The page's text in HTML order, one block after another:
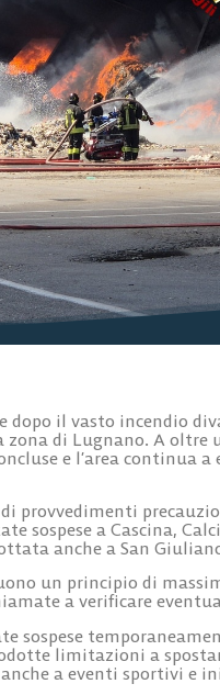
dopo il vasto incendio
di Lugnano. A oltre
e l’area continua a
provvedimenti
sospese a Cascina,
anche a San
un principio di
a verificare
sospese
limitazioni a
a eventi sportivi e